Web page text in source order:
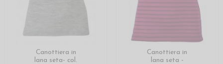
Canottiera in
lana seta- col.
Canottiera in
lana seta -